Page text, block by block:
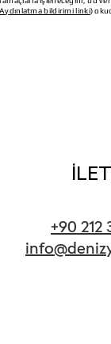
Aydınlatma bildirimi linki)
+90 212